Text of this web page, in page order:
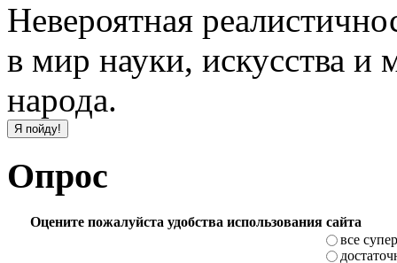
Невероятная
в мир науки, искусства и
народа.
Опрос
Оцените пожалуйста удобства использования сайта
все супер